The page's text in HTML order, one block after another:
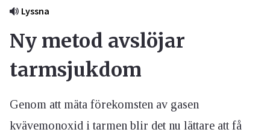
Lyssna
Ny metod avslöjar
tarmsjukdom
Genom att mäta förekomsten av gasen
kvävemonoxid i tarmen blir det nu lättare att få